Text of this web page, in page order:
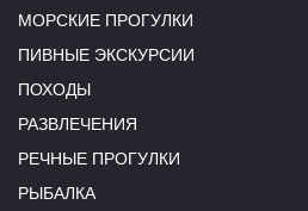
МОРСКИЕ ПРОГУЛКИ
ПИВНЫЕ ЭКСКУРСИИ
ПОХОДЫ
РАЗВЛЕЧЕНИЯ
РЕЧНЫЕ ПРОГУЛКИ
РЫБАЛКА